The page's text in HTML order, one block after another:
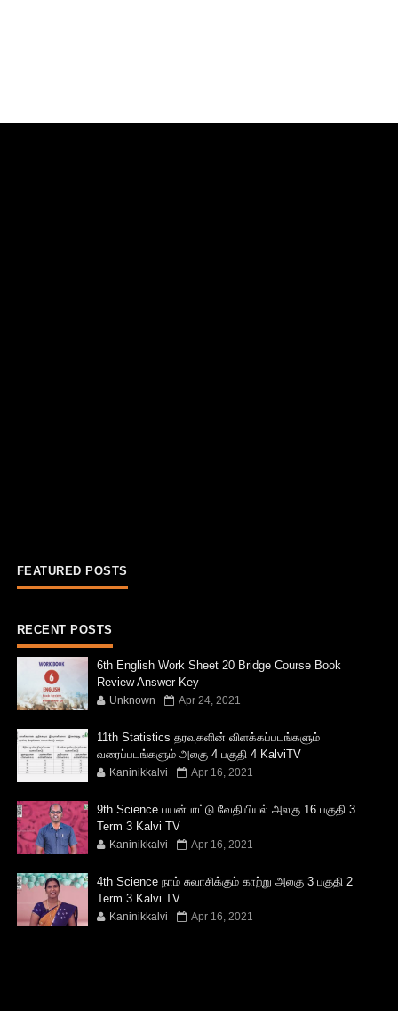
FEATURED POSTS
RECENT POSTS
6th English Work Sheet 20 Bridge Course Book
Review Answer Key
Unknown Apr 24, 2021
11th Statistics தரவுகளின் விளக்கப்படங்களும்
வரைப்படங்களும் அலகு 4 பகுதி 4 KalviTV
Kaninikkalvi Apr 16, 2021
9th Science பயன்பாட்டு வேதியியல் அலகு 16 பகுதி 3
Term 3 Kalvi TV
Kaninikkalvi Apr 16, 2021
4th Science நாம் சுவாசிக்கும் காற்று அலகு 3 பகுதி 2
Term 3 Kalvi TV
Kaninikkalvi Apr 16, 2021